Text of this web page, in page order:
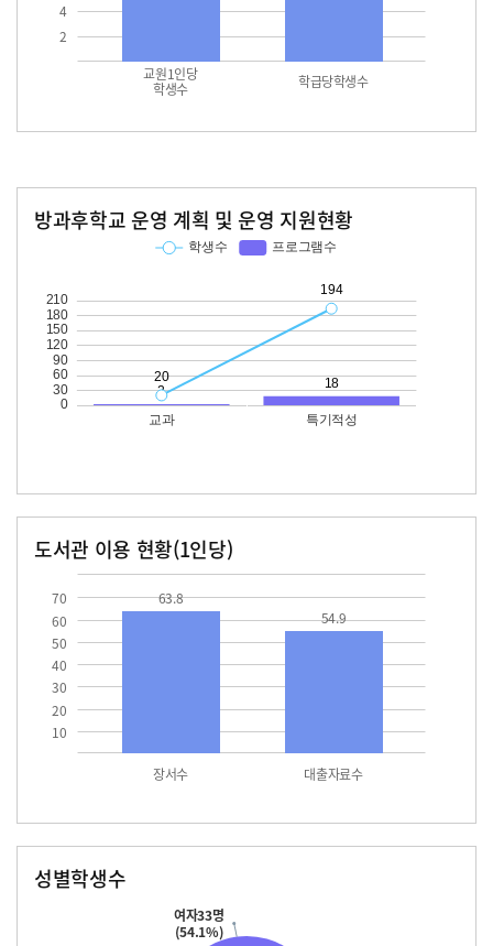
2
4
교원1인당
학생수 학급당학생수
방과후학교 운영 계획 및 운영 지원현황
도서관 이용 현황(1인당)
10
20
30
40
50
60
70
장서수 대출자료수
63.8
54.9
성별학생수
여자33명
(54.1%)